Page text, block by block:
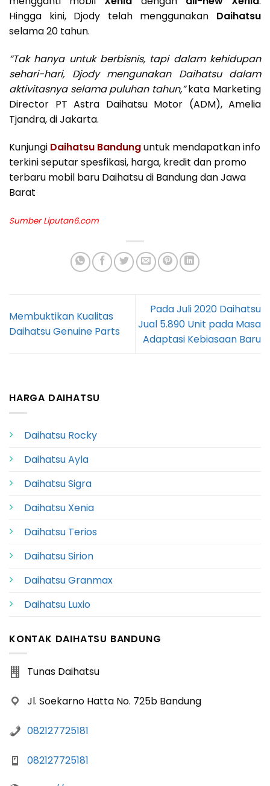
Hingga kini, Djody telah menggunakan Daihatsu
selama 20 tahun.
“Tak hanya untuk berbisnis, tapi dalam kehidupan
sehari-hari, Djody mengunakan Daihatsu dalam
aktivitasnya selama puluhan tahun,”kata Marketing
Director PT Astra Daihatsu Motor (ADM), Amelia
Tjandra, di Jakarta.
Kunjungi Daihatsu Bandunguntuk mendapatkan info
terkini seputar spesfikasi, harga, kredit dan promo
terbaru mobil baru Daihatsu di Bandung dan Jawa
Barat
Sumber Liputan6.com
Membuktikan Kualitas
Daihatsu Genuine Parts
Pada Juli 2020 Daihatsu
Jual 5.890 Unit pada Masa
Adaptasi Kebiasaan Baru
HARGA DAIHATSU
Daihatsu Rocky
Daihatsu Ayla
Daihatsu Sigra
Daihatsu Xenia
Daihatsu Terios
Daihatsu Sirion
Daihatsu Granmax
Daihatsu Luxio
KONTAK DAIHATSU BANDUNG
Tunas Daihatsu
Jl. Soekarno Hatta No. 725b Bandung
082127725181
082127725181